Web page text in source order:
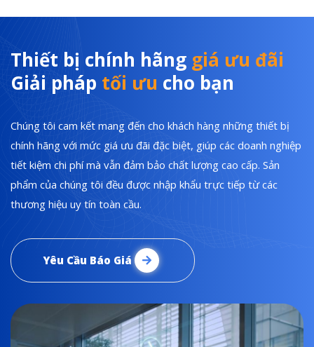
Thiết bị chính hãng giá ưu đãi
Giải pháp tối ưu cho bạn
Chúng tôi cam kết mang đến cho khách hàng những thiết bị
chính hãng với mức giá ưu đãi đặc biệt, giúp các doanh nghiệp
tiết kiệm chi phí mà vẫn đảm bảo chất lượng cao cấp. Sản
phẩm của chúng tôi đều được nhập khẩu trực tiếp từ các
thương hiệu uy tín toàn cầu.
Yêu Cầu Báo Giá